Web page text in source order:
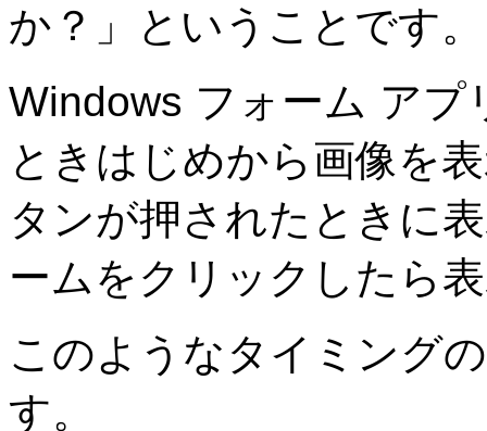
か？」ということです。
Windows フォーム アプ
ときはじめから画像を
タンが押されたときに
ームをクリックしたら
このようなタイミング
す。